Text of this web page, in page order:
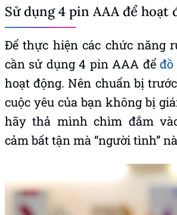
Sử dụng 4 pin AAA để hoạt
Để thực hiện các chức năng
cần sử dụng 4 pin AAA đểđồ
hoạt động. Nên chuẩn bị
cuộc yêu của bạn không bị
hãy thả mình chìm đắm
cảm bất tận mà “người tình”